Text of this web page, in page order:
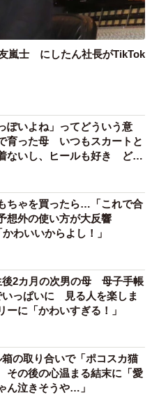
嵐士 にしたん社長がTikTok
ぽいよね」ってどういう意
育った母 いつもスカートと
ないし、ヒールも好き どの
ちゃを買ったら…「これで合
想外の使い方が大反響
かわいいからよし！」
後2カ月の次男の母 母子手帳
いっぱいに 見る人を楽しま
ーに「かわいすぎる！」
の取り合いで「ポコスカ猫
の後の心温まる結末に「愛
ん泣きそうや…」